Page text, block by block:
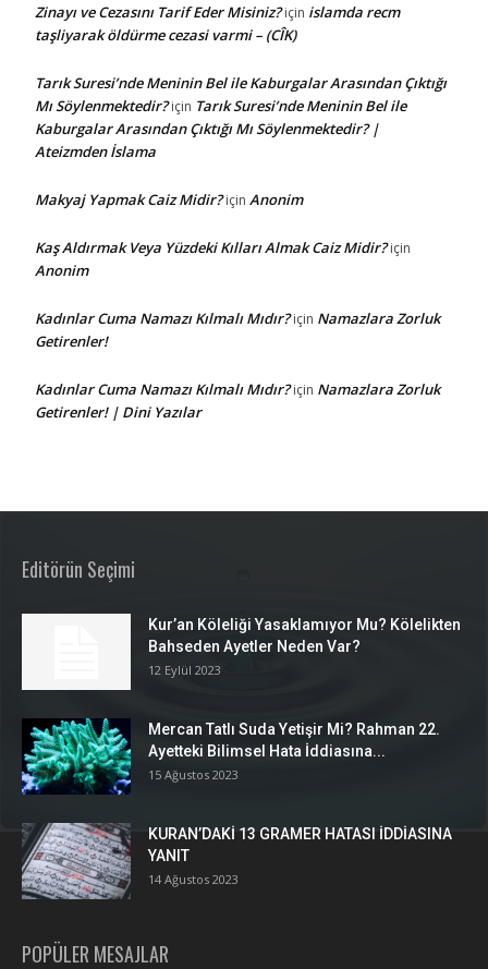
Zinayı ve Cezasını Tarif Eder Misiniz?için islamda recm
taşliyarak öldürme cezasi varmi – (CÎK)
Tarık Suresi’nde Meninin Bel ile Kaburgalar Arasından Çıktığı
Mı Söylenmektedir?için Tarık Suresi’nde Meninin Bel ile
Kaburgalar Arasından Çıktığı Mı Söylenmektedir? |
Ateizmden İslama
Makyaj Yapmak Caiz Midir?için Anonim
Kaş Aldırmak Veya Yüzdeki Kılları Almak Caiz Midir?için
Anonim
Kadınlar Cuma Namazı Kılmalı Mıdır?için Namazlara Zorluk
Getirenler!
Kadınlar Cuma Namazı Kılmalı Mıdır?için Namazlara Zorluk
Getirenler! | Dini Yazılar
Editörün Seçimi
Kur’an Köleliği Yasaklamıyor Mu? Kölelikten
Bahseden Ayetler Neden Var?
12 Eylül 2023
Mercan Tatlı Suda Yetişir Mi? Rahman 22.
Ayetteki Bilimsel Hata İddiasına...
15 Ağustos 2023
KURAN’DAKİ 13 GRAMER HATASI İDDİASINA
YANIT
14 Ağustos 2023
POPÜLER MESAJLAR